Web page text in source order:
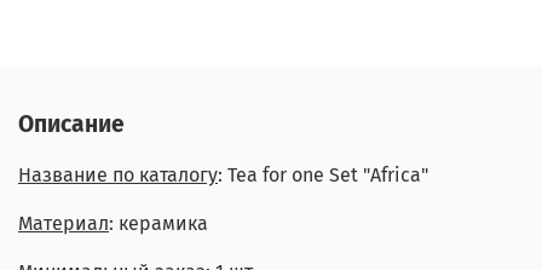
Описание
Название по каталогу: Tea for one Set "Africa"
Материал: керамика